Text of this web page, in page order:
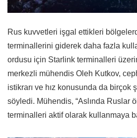
Rus kuvvetleri işgal ettikleri
terminallerini giderek daha fazla
ordusu için Starlink terminalleri
merkezli mühendis Oleh Kutkov,
istikrarı ve hız konusunda da birçok
söyledi. Mühendis, “Aslında Ruslar
terminalleri aktif olarak kullanmaya